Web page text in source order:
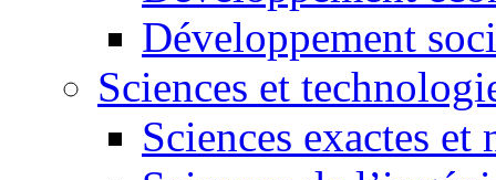
Développement
Sciences et
Sciences exactes et